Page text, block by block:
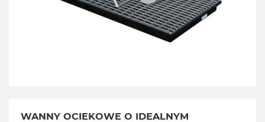
WANNY OCIEKOWE O IDEALNYM